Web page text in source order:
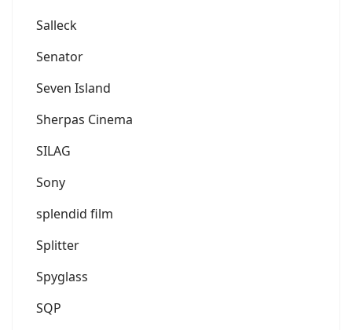
Salleck
Senator
Seven Island
Sherpas Cinema
SILAG
Sony
splendid film
Splitter
Spyglass
SQP